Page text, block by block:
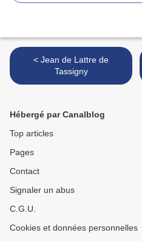
< Jean de Lattre de
Tassigny
Hébergé par Canalblog
Top articles
Pages
Contact
Signaler un abus
C.G.U.
Cookies et données personnelles